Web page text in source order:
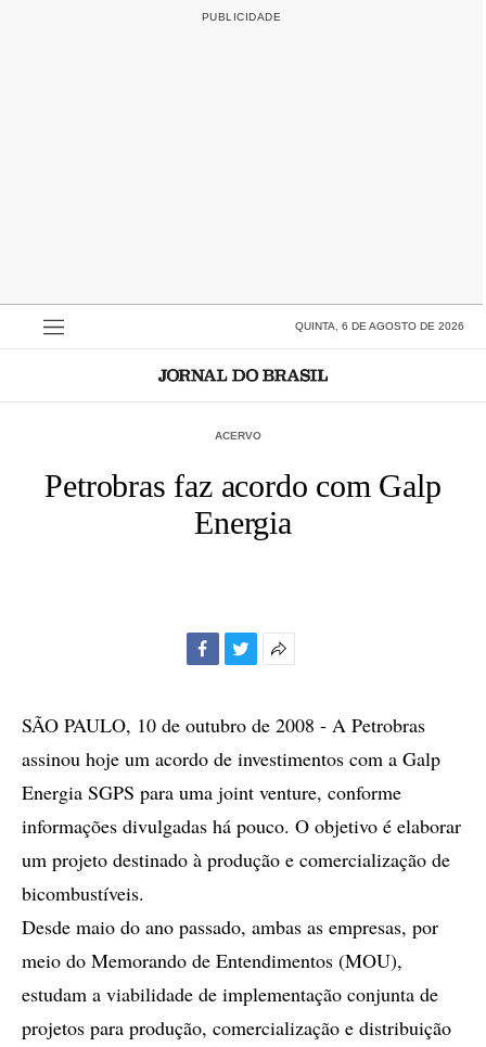
QUINTA, 6 DE AGOSTO DE 2026
ACERVO
Petrobras faz acordo com Galp
Energia
compartilhamento
SÃO PAULO, 10 de outubro de 2008 - A Petrobras
assinou hoje um acordo de investimentos com a Galp
Energia SGPS para uma joint venture, conforme
informações divulgadas há pouco. O objetivo é elaborar
um projeto destinado à produção e comercialização de
bicombustíveis.
Desde maio do ano passado, ambas as empresas, por
meio do Memorando de Entendimentos (MOU),
estudam a viabilidade de implementação conjunta de
projetos para produção, comercialização e distribuição